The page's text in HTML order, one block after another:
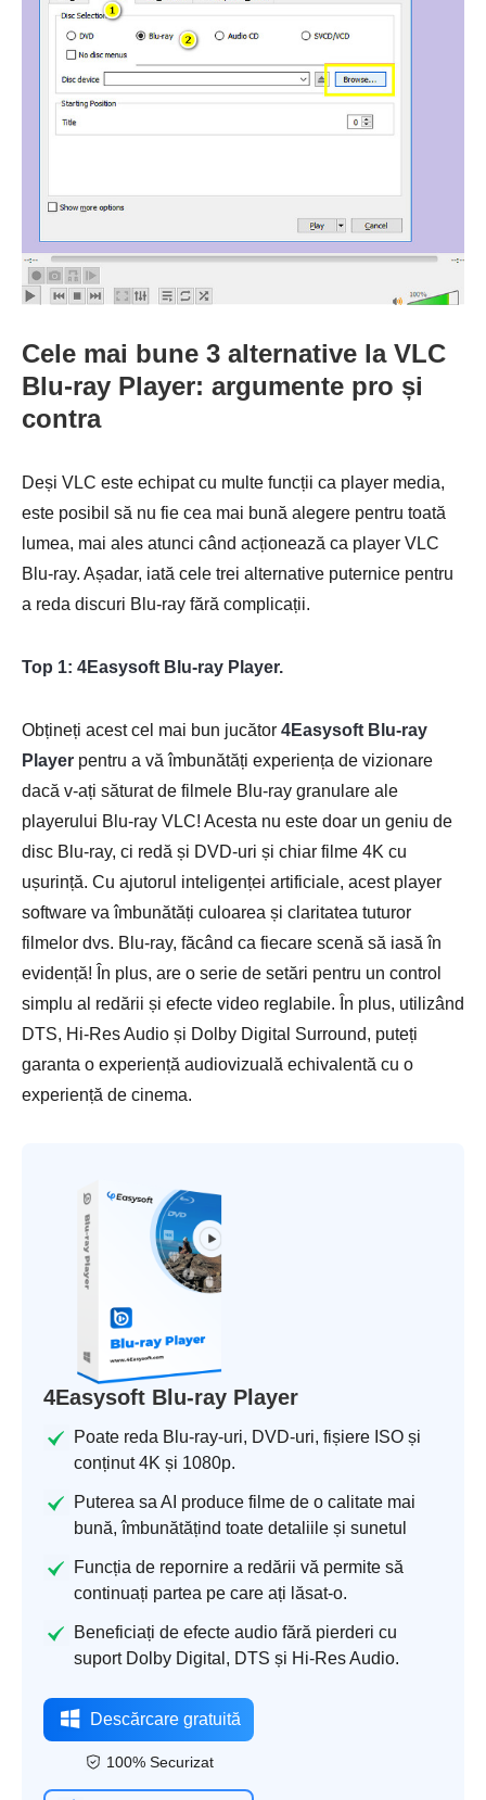
Cele mai bune 3 alternative la VLC
Blu-ray Player: argumente pro și
contra
Deși VLC este echipat cu multe funcții ca player media,
este posibil să nu fie cea mai bună alegere pentru toată
lumea, mai ales atunci când acționează ca player VLC
Blu-ray. Așadar, iată cele trei alternative puternice pentru
a reda discuri Blu-ray fără complicații.
Top 1: 4Easysoft Blu-ray Player.
Obțineți acest cel mai bun jucător 4Easysoft Blu-ray
Player pentru a vă îmbunătăți experiența de vizionare
dacă v-ați săturat de filmele Blu-ray granulare ale
playerului Blu-ray VLC! Acesta nu este doar un geniu de
disc Blu-ray, ci redă și DVD-uri și chiar filme 4K cu
ușurință. Cu ajutorul inteligenței artificiale, acest player
software va îmbunătăți culoarea și claritatea tuturor
filmelor dvs. Blu-ray, făcând ca fiecare scenă să iasă în
evidență! În plus, are o serie de setări pentru un control
simplu al redării și efecte video reglabile. În plus, utilizând
DTS, Hi-Res Audio și Dolby Digital Surround, puteți
garanta o experiență audiovizuală echivalentă cu o
experiență de cinema.
4Easysoft Blu-ray Player
Poate reda Blu-ray-uri, DVD-uri, fișiere ISO și
conținut 4K și 1080p.
Puterea sa AI produce filme de o calitate mai
bună, îmbunătățind toate detaliile și sunetul
Funcția de repornire a redării vă permite să
continuați partea pe care ați lăsat-o.
Beneficiați de efecte audio fără pierderi cu
suport Dolby Digital, DTS și Hi-Res Audio.
Descărcare gratuită
100% Securizat